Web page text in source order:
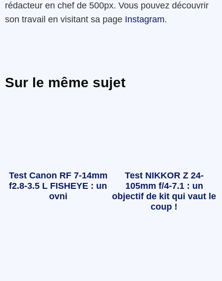
rédacteur en chef de 500px. Vous pouvez découvrir
son travail en visitant sa page Instagram.
Sur le même sujet
Test Canon RF 7-14mm
f2.8-3.5 L FISHEYE : un
ovni
Test NIKKOR Z 24-
105mm f/4-7.1 : un
objectif de kit qui vaut le
coup !